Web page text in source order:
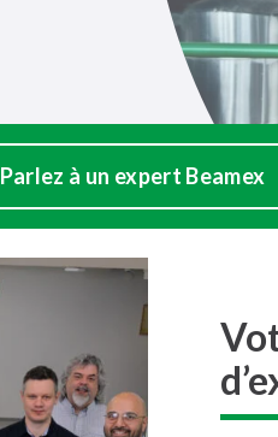
Parlez à un expert Beamex